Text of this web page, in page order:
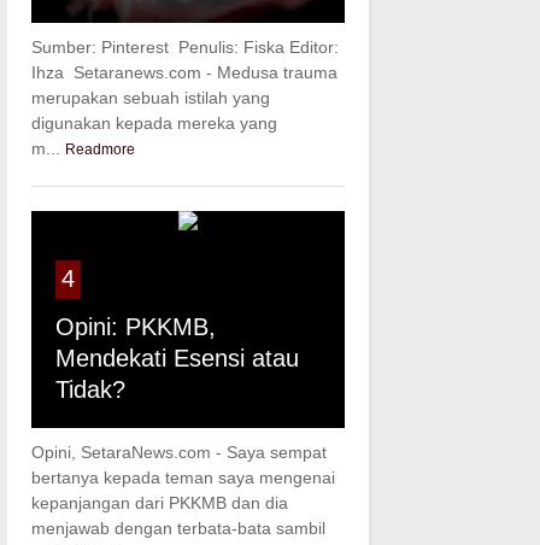
Sumber: Pinterest Penulis: Fiska Editor:
Ihza Setaranews.com - Medusa trauma
merupakan sebuah istilah yang
digunakan kepada mereka yang
m...
Readmore
4
Opini: PKKMB,
Mendekati Esensi atau
Tidak?
Opini, SetaraNews.com - Saya sempat
bertanya kepada teman saya mengenai
kepanjangan dari PKKMB dan dia
menjawab dengan terbata-bata sambil